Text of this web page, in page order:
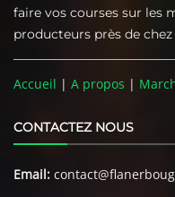
faire vos courses sur les
producteurs près de chez
Accueil | A propos |
CONTACTEZ NOUS
Email: